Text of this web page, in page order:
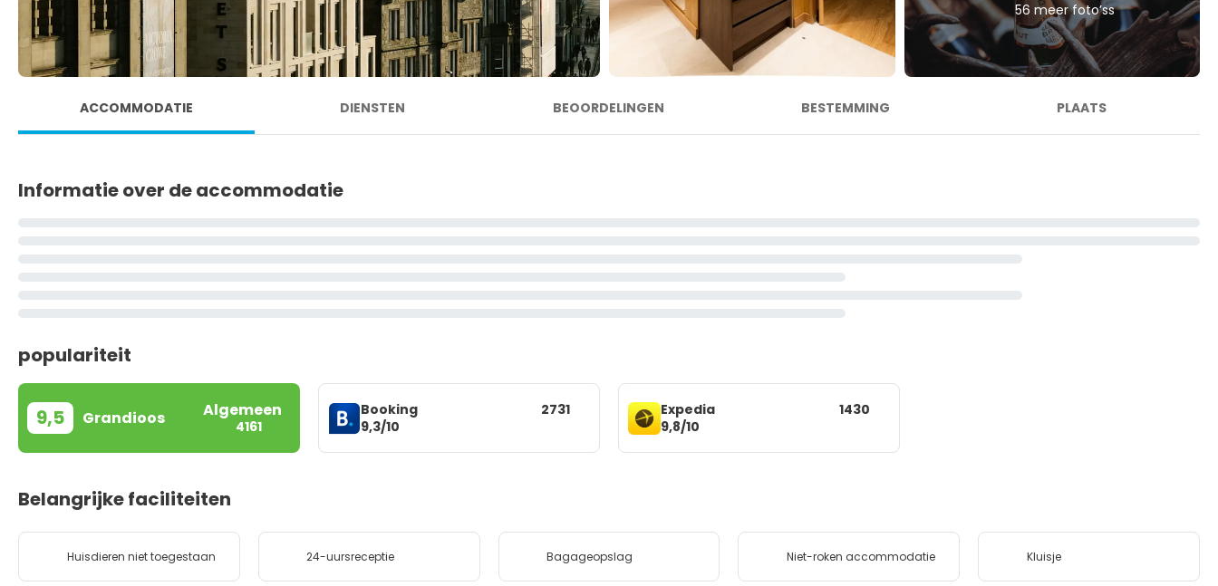
56 meer foto’ss
ACCOMMODATIE DIENSTEN BEOORDELINGEN BESTEMMING PLAATS
Informatie over de accommodatie
populariteit
9,5 Grandioos Algemeen
4161
Booking
9,3/10
2731
Expedia
9,8/10
1430
Belangrijke faciliteiten
Huisdieren niet toegestaan 24-uursreceptie Bagageopslag Niet-roken accommodatie Kluisje